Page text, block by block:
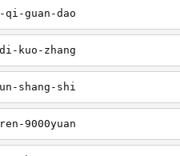
guan-dao
kuo-zhang
shang-shi
9000yuan